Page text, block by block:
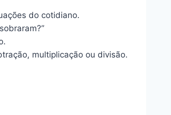
do cotidiano.
multiplicação ou divisão.